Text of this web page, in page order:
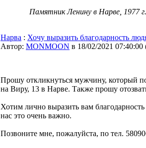
Памятник Ленину в Нарве, 1977 г.
Нарва : Хочу выразить благодарность
Автор: MONMOON в 18/02/2021 07:40:00
Прошу откликнуться мужчину, который
на Виру, 13 в Нарве. Также прошу
Хотим лично выразить вам
нас это очень важно.
Позвоните мне, пожалуйста, по тел.